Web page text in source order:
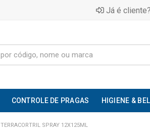
Já é
CONTROLE DE PRAGAS HIGIENE &
TERRACORTRIL SPRAY 12X125ML